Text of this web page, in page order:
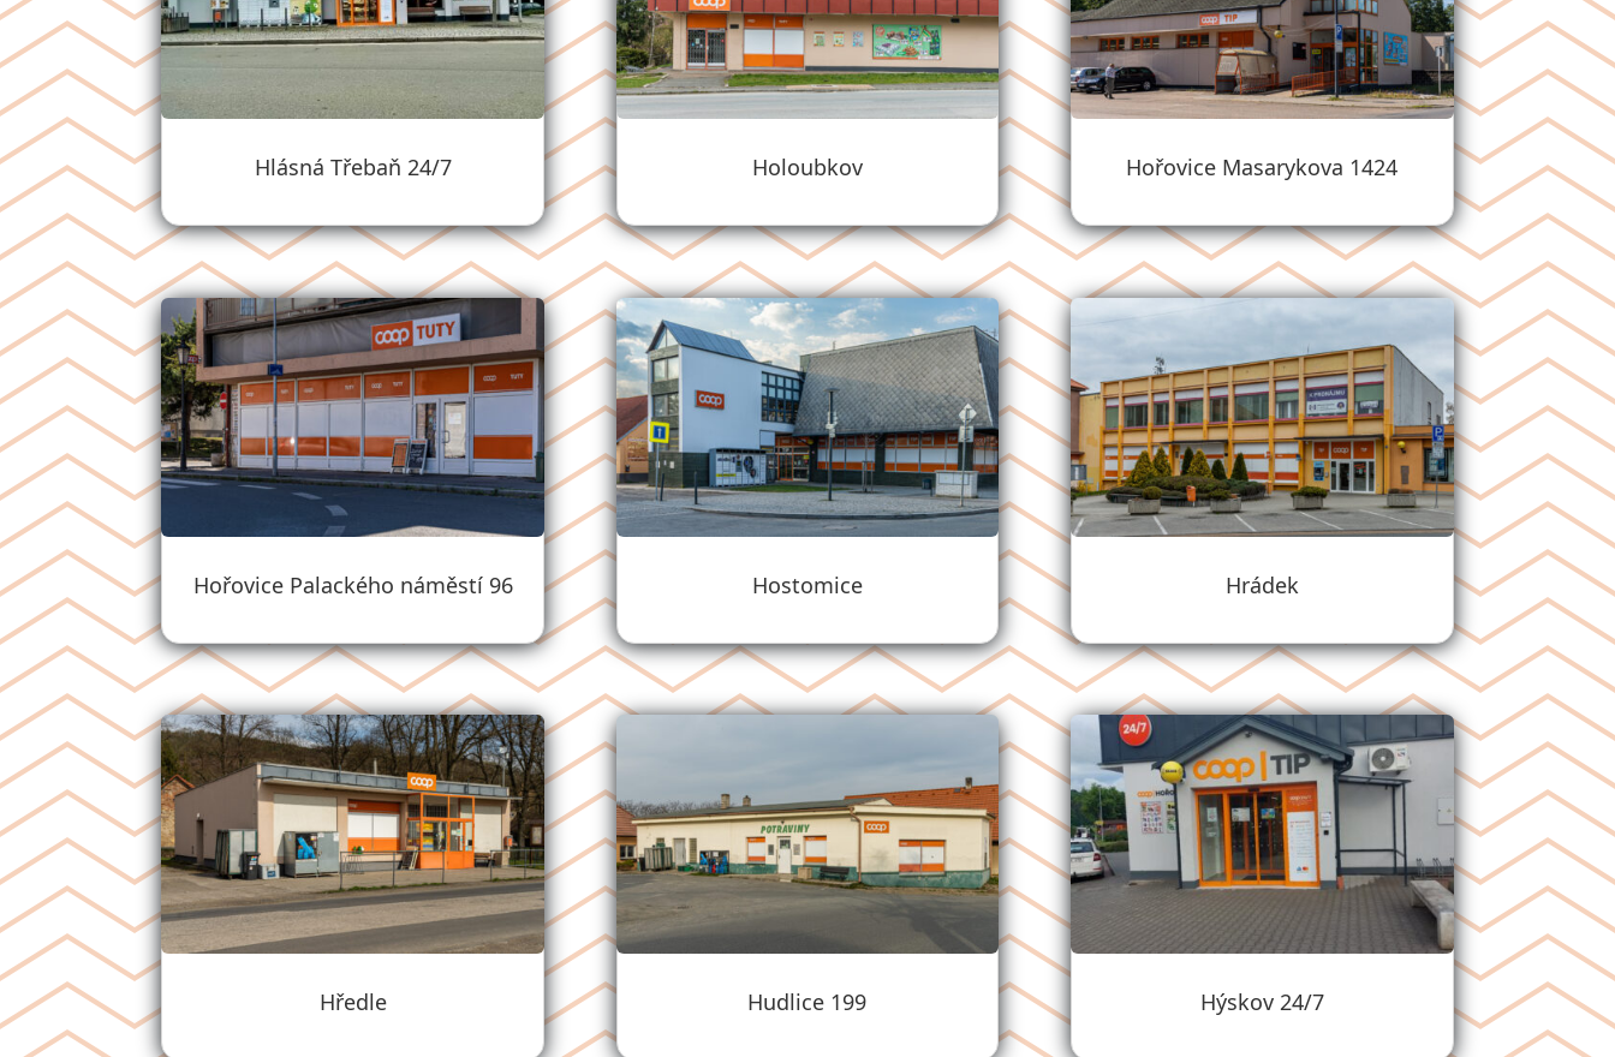
Hlásná Třebaň 24/7
Hořovice Palackého náměstí 96
Hředle
Holoubkov
Hostomice
Hudlice 199
Hořovice Masarykova 1424
Hrádek
Hýskov 24/7